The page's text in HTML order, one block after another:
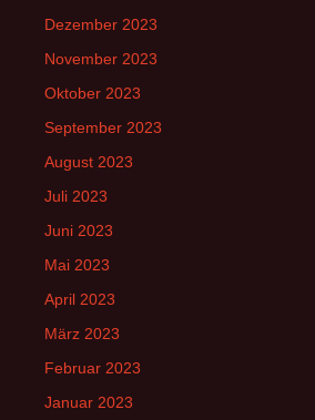
Dezember 2023
November 2023
Oktober 2023
September 2023
August 2023
Juli 2023
Juni 2023
Mai 2023
April 2023
März 2023
Februar 2023
Januar 2023